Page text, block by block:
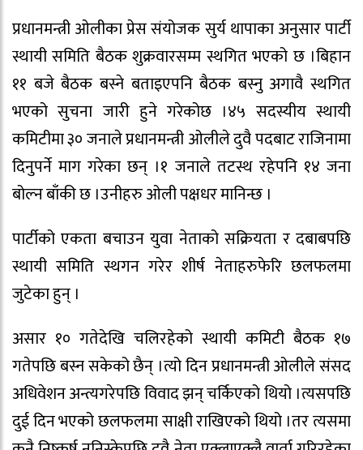
प्रधानमन्त्री ओलीका प्रेस संयोजक सुर्य थापाका अनुसार पार्टी
स्थायी समिति बैठक शुक्रवारसम्म स्थगित भएको छ ।बिहान
११ बजे बैठक बस्ने बताइएपनि बैठक बस्नु अगावै स्थगित
भएको सुचना जारी हुने गरेकोछ ।४५ सदस्यीय स्थायी
कमिटीमा ३० जनाले प्रधानमन्त्री ओलीले दुवै पदबाट राजिनामा
दिनुपर्ने माग गरेका छन् ।१ जनाले तटस्थ रहेपनि १४ जना
बोल्न बाँकी छ ।उनीहरु ओली पक्षधर मानिन्छ ।
पार्टीको एकता बचाउन युवा नेताको सक्रियता र दबाबपछि
स्थायी समिति स्थगन गरेर शीर्ष नेताहरुफेरि छलफलमा
जुटेका हुन् ।
असार १० गतेदेखि चलिरहेको स्थायी कमिटी बैठक १७
गतेपछि बस्न सकेको छैन् ।त्यो दिन प्रधानमन्त्री ओलीले संसद
अधिवेशन अन्त्यगरेपछि विवाद झन् चर्किएको थियो ।त्यसपछि
दुई दिन भएको छलफलमा साक्षी राखिएको थियो ।तर त्यसमा